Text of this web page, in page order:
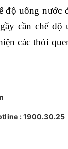
độ uống
cần chế
các thói
: 1900.30.25